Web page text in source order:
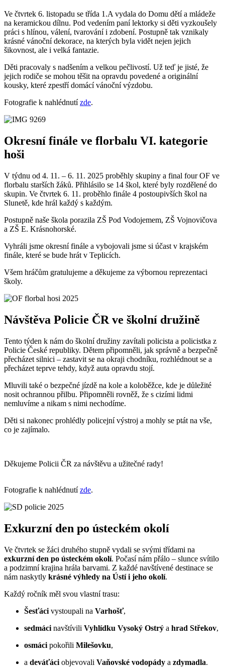
Ve čtvrtek 6. listopadu se třída 1.A vydala do Domu dětí a mládeže
na keramickou dílnu. Pod vedením paní lektorky si děti vyzkoušely
práci s hlínou, válení, tvarování i zdobení. Postupně tak vznikaly
krásné vánoční dekorace, na kterých byla vidět nejen jejich
šikovnost, ale i velká fantazie.
Děti pracovaly s nadšením a velkou pečlivostí. Už teď je jisté, že
jejich rodiče se mohou těšit na opravdu povedené a originální
kousky, které zpestří domácí vánoční výzdobu.
Fotografie k nahlédnutízde.
Okresní finále ve florbalu VI. kategorie
hoši
V týdnu od 4. 11. – 6. 11. 2025 proběhly skupiny a final four OF ve
florbalu starších žáků. Přihlásilo se 14 škol, které byly rozdělené do
skupin. Ve čtvrtek 6. 11. proběhlo finále 4 postoupivších škol na
Slunetě, kde hrál každý s každým.
Postupně naše škola porazila ZŠ Pod Vodojemem, ZŠ Vojnovičova
a ZŠ E. Krásnohorské.
Vyhráli jsme okresní finále a vybojovali jsme si účast v krajském
finále, které se bude hrát v Teplicích.
Všem hráčům gratulujeme a děkujeme za výbornou reprezentaci
školy.
Návštěva Policie ČR ve školní družině
Tento týden k nám do školní družiny zavítali policista a policistka z
Policie České republiky. Dětem připomněli, jak správně a bezpečně
přecházet silnici – zastavit se na okraji chodníku, rozhlédnout se a
přecházet teprve tehdy, když auta opravdu stojí.
Mluvili také o bezpečné jízdě na kole a koloběžce, kde je důležité
nosit ochrannou přilbu. Připomněli rovněž, že s cizími lidmi
nemluvíme a nikam s nimi nechodíme.
Děti si nakonec prohlédly policejní výstroj a mohly se ptát na vše,
co je zajímalo.
Děkujeme Policii ČR za návštěvu a užitečné rady!
Fotografie k nahlédnutízde.
Exkurzní den po ústeckém okolí
Ve čtvrtek se žáci druhého stupně vydali se svými třídami na
exkurzní den po ústeckém okolí. Počasí nám přálo – slunce svítilo
a podzimní krajina hrála barvami. Z každé navštívené destinace se
nám naskytly krásné výhledy na Ústí i jeho okolí.
Každý ročník měl svou vlastní trasu:
Šesťáci vystoupali na Varhošť,
sedmáci navštívili Vyhlídku Vysoký Ostrý a hrad Střekov,
osmáci pokořili Milešovku,
a deváťáci objevovali Vaňovské vodopády a zdymadla.